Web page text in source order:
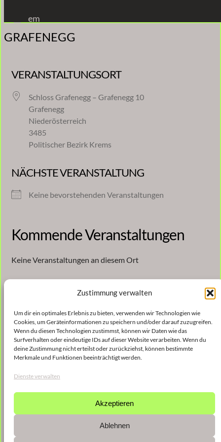
Zustimmung verwalten
Um dir ein optimales Erlebnis zu bieten, verwenden wir Technologien wie
Cookies, um Geräteinformationen zu speichern und/oder darauf zuzugreifen.
Wenn du diesen Technologien zustimmst, können wir Daten wie das
Surfverhalten oder eindeutige IDs auf dieser Website verarbeiten. Wenn du
deine Zustimmung nicht erteilst oder zurückziehst, können bestimmte
Merkmale und Funktionen beeinträchtigt werden.
Dienste verwalten
Akzeptieren
Ablehnen
Inhalt
springen
em
GRAFENEGG
VERANSTALTUNGSORT
Schloss Grafenegg – Grafenegg 10
Grafenegg
Niederösterreich
3485
Politischer Bezirk Krems
NÄCHSTE VERANSTALTUNG
Keine bevorstehenden Veranstaltungen
Kommende Veranstaltungen
Keine Veranstaltungen an diesem Ort
Veröffentlicht 30. August 2024 in